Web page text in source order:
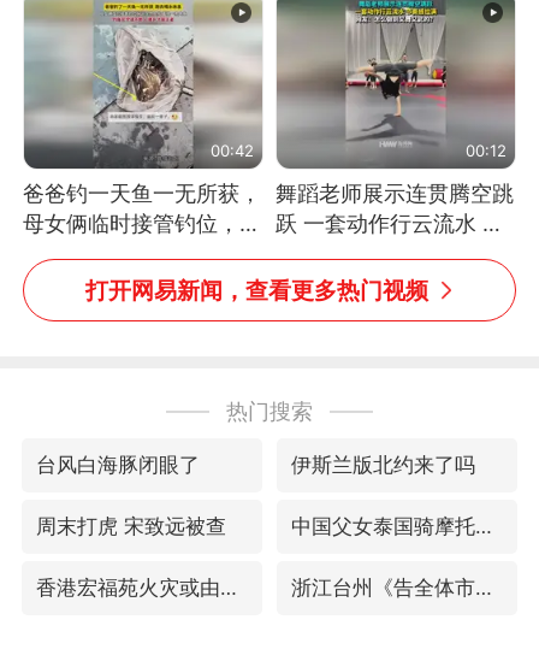
教！
吗？”“或将成为首位考级
不带古筝的选手。”（来
源：新华每日电讯）
00:42
爸爸钓一天鱼一无所获，
母女俩临时接管钓位，用
玩具鱼竿钓上大鱼
00:12
舞蹈老师展示连贯腾空跳
跃 一套动作行云流水 节
奏感拉满 网友：怎么做
到又舞又武的？
打开网易新闻，查看更多热门视频
热门搜索
台风白海豚闭眼了 伊斯兰版北约来了吗
周末打虎 宋致远被查 中国父女泰国骑摩托车坠崖1死1伤
香港宏福苑火灾或由烟头引起 浙江台州《告全体市民书》